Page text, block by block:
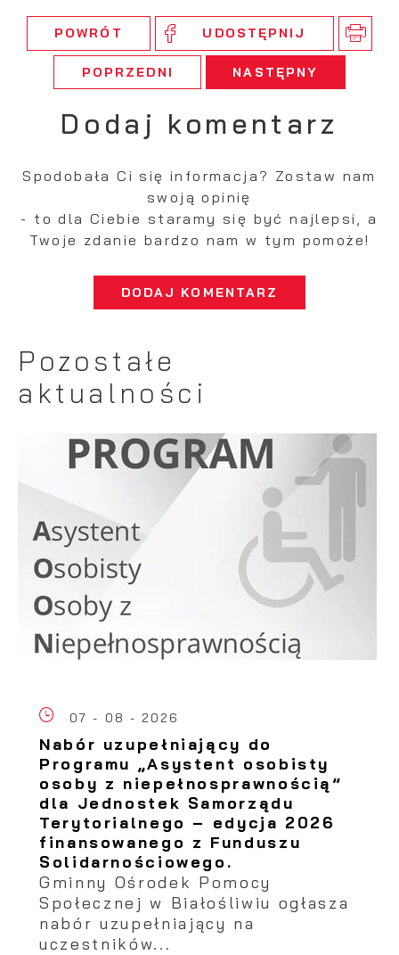
POWRÓT UDOSTĘPNIJ
POPRZEDNI NASTĘPNY
Dodaj komentarz
Spodobała Ci się informacja? Zostaw nam
swoją opinię
- to dla Ciebie staramy się być najlepsi, a
Twoje zdanie bardzo nam w tym pomoże!
DODAJ KOMENTARZ
Pozostałe
aktualności
07 - 08 - 2026
Nabór uzupełniający do
Programu „Asystent osobisty
osoby z niepełnosprawnością”
dla Jednostek Samorządu
Terytorialnego – edycja 2026
finansowanego z Funduszu
Solidarnościowego.
Gminny Ośrodek Pomocy
Społecznej w Białośliwiu ogłasza
nabór uzupełniający na
uczestników...